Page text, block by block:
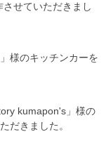
せていただきまし
様のキッチンカーを
kumapon's」様の
だきました。